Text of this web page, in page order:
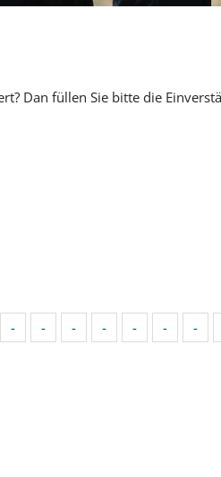
Dan füllen Sie bitte die
- - - - - - -